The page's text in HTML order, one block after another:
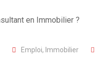
Emploi, Immobilier